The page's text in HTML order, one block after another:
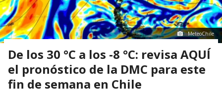
MeteoChile
De los 30 °C a los -8 °C: revisa AQUÍ
el pronóstico de la DMC para este
fin de semana en Chile